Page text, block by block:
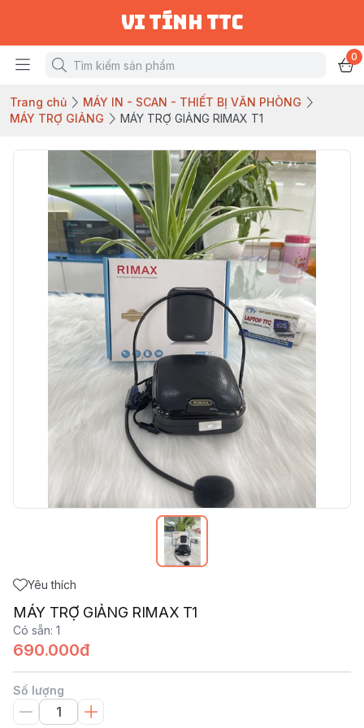
vi tính ttc
0
Trang chủ
MÁY IN - SCAN - THIẾT BỊ VĂN PHÒNG
MÁY TRỢ GIẢNG
MÁY TRỢ GIẢNG RIMAX T1
Yêu thích
MÁY TRỢ GIẢNG RIMAX T1
Có sẵn: 1
690.000đ
Số lượng